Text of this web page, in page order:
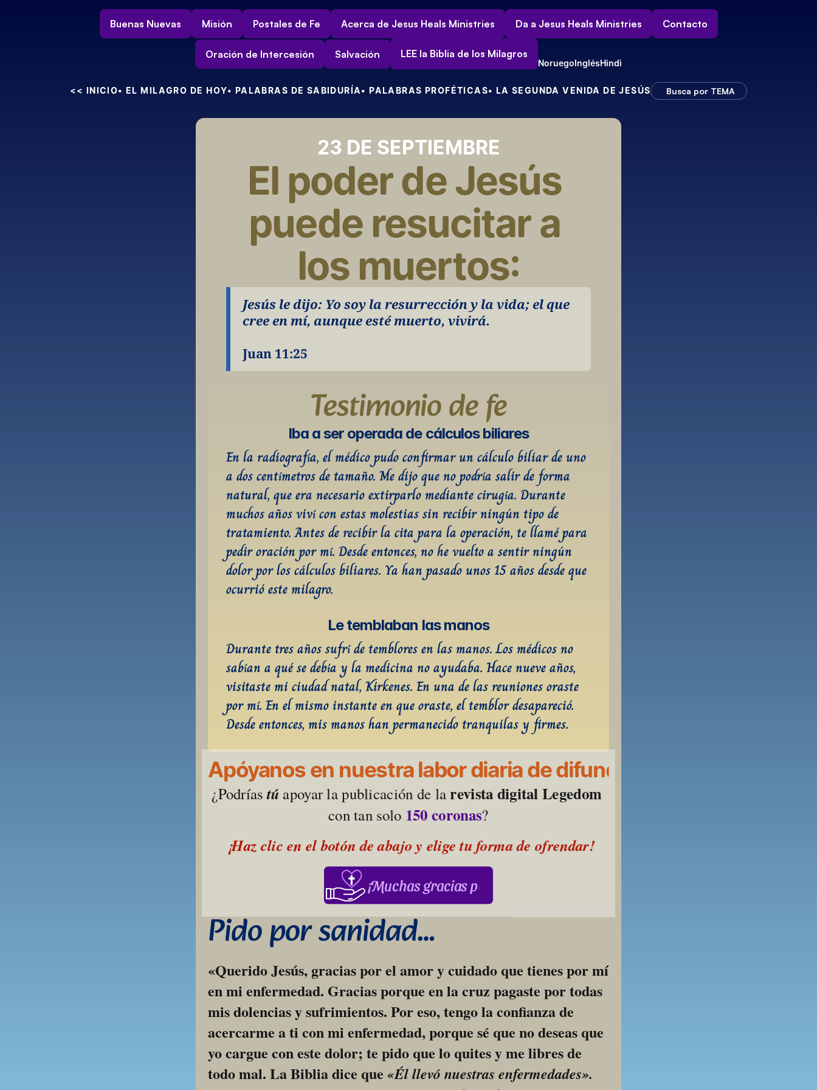
Buenas Nuevas Misión Postales de Fe Acerca de Jesus Heals Ministries Da a Jesus Heals Ministries Contacto
Oración de Intercesión Salvación LEE la Biblia de los Milagros
NoruegoInglésHindi
<< INICIO• EL MILAGRO DE HOY• PALABRAS DE SABIDURÍA• PALABRAS PROFÉTICAS• LA SEGUNDA VENIDA DE JESÚS Busca por TEMA
23 DE SEPTIEMBRE
El poder de Jesús
puede resucitar a
los muertos:
Jesús le dijo: Yo soy la resurrección y la vida; el que
cree en mí, aunque esté muerto, vivirá.
Juan 11:25
Testimonio de fe
Iba a ser operada de cálculos biliares
En la radiografía, el médico pudo confirmar un cálculo biliar de uno
a dos centímetros de tamaño. Me dijo que no podría salir de forma
natural, que era necesario extirparlo mediante cirugía. Durante
muchos años viví con estas molestias sin recibir ningún tipo de
tratamiento. Antes de recibir la cita para la operación, te llamé para
pedir oración por mí. Desde entonces, no he vuelto a sentir ningún
dolor por los cálculos biliares. Ya han pasado unos 15 años desde que
ocurrió este milagro.
Le temblaban las manos
Durante tres años sufrí de temblores en las manos. Los médicos no
sabían a qué se debía y la medicina no ayudaba. Hace nueve años,
visitaste mi ciudad natal, Kirkenes. En una de las reuniones oraste
por mí. En el mismo instante en que oraste, el temblor desapareció.
Desde entonces, mis manos han permanecido tranquilas y firmes.
Apóyanos en nuestra labor diaria de difundir
¿Podrías tú apoyar la publicación de la revista digital Legedom
con tan solo 150 coronas?
¡Haz clic en el botón de abajo y elige tu forma de ofrendar!
¡Muchas gracias por su apoyo!
Pido por sanidad…
«Querido Jesús, gracias por el amor y cuidado que tienes por mí
en mi enfermedad. Gracias porque en la cruz pagaste por todas
mis dolencias y sufrimientos. Por eso, tengo la confianza de
acercarme a ti con mi enfermedad, porque sé que no deseas que
yo cargue con este dolor; te pido que lo quites y me libres de
todo mal. La Biblia dice que «Él llevó nuestras enfermedades».